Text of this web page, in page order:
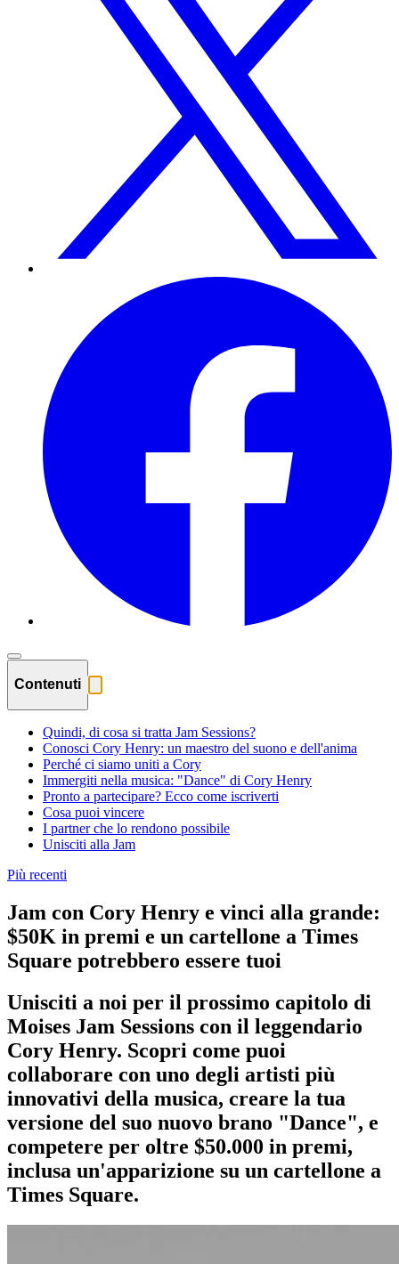
Contenuti
Quindi, di cosa si tratta Jam Sessions?
Conosci Cory Henry: un maestro del suono e dell'anima
Perché ci siamo uniti a Cory
Immergiti nella musica: "Dance" di Cory Henry
Pronto a partecipare? Ecco come iscriverti
Cosa puoi vincere
I partner che lo rendono possibile
Unisciti alla Jam
Più recenti
Jam con Cory Henry e vinci alla grande:
$50K in premi e un cartellone a Times
Square potrebbero essere tuoi
Unisciti a noi per il prossimo capitolo di
Moises Jam Sessions con il leggendario
Cory Henry. Scopri come puoi
collaborare con uno degli artisti più
innovativi della musica, creare la tua
versione del suo nuovo brano "Dance", e
competere per oltre $50.000 in premi,
inclusa un'apparizione su un cartellone a
Times Square.